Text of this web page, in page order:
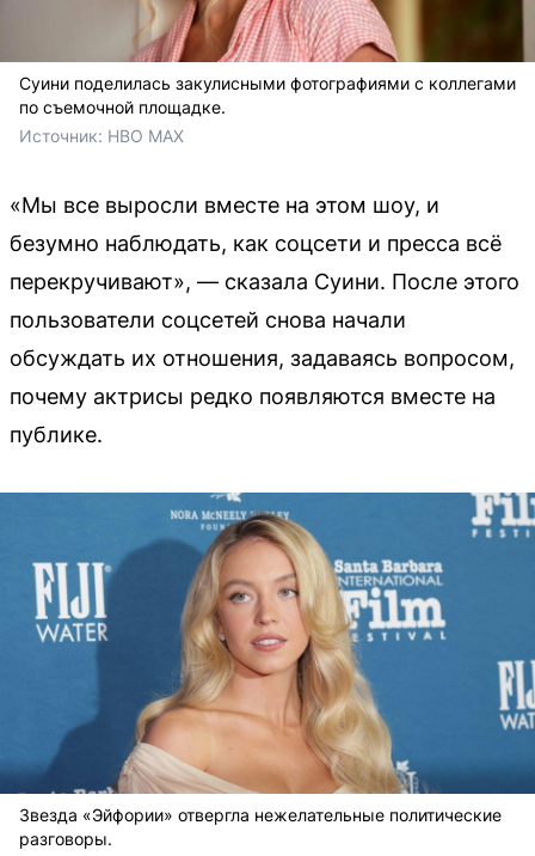
Суини поделилась закулисными фотографиями с коллегами
по съемочной площадке.
Источник: HBO MAX
«Мы все выросли вместе на этом шоу, и
безумно наблюдать, как соцсети и пресса всё
перекручивают», — сказала Суини. После этого
пользователи соцсетей снова начали
обсуждать их отношения, задаваясь вопросом,
почему актрисы редко появляются вместе на
публике.
Звезда «Эйфории» отвергла нежелательные политические
разговоры.